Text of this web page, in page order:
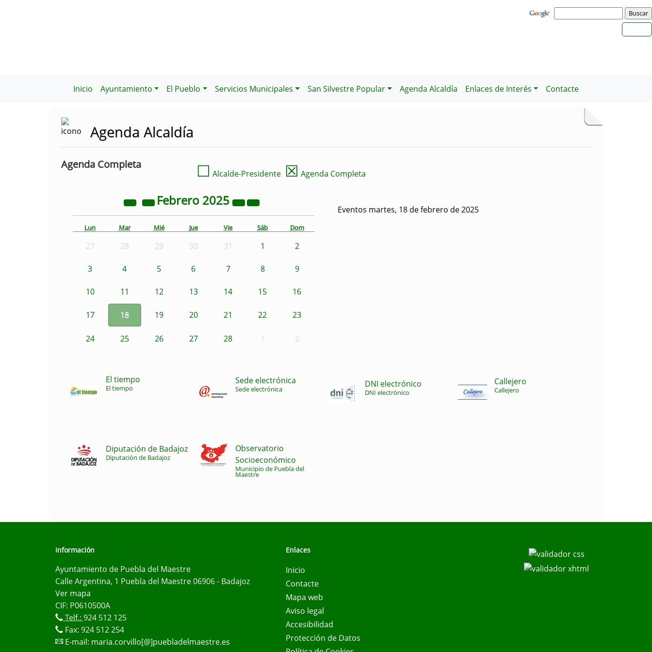
Inicio Ayuntamiento El Pueblo Servicios Municipales San Silvestre Popular Agenda Alcaldía Enlaces de Interés Contacte
Agenda Alcaldía
Agenda Completa ☐ Alcalde-Presidente ☒ Agenda Completa
Febrero 2025
Lun Mar Mié Jue Vie Sáb Dom
27 28 29 30 31 1 2
3 4 5 6 7 8 9
10 11 12 13 14 15 16
17 18 19 20 21 22 23
24 25 26 27 28 1 2
Eventos martes, 18 de febrero de 2025
El tiempo
El tiempo
Sede electrónica
Sede electrónica DNI electrónico
DNI electrónico
Callejero
Callejero
Diputación de Badajoz
Diputación de Badajoz
Observatorio
Socioeconómico
Municipio de Puebla del
Maestre
Información
Ayuntamiento de Puebla del Maestre
Calle Argentina, 1 Puebla del Maestre 06906 - Badajoz
Ver mapa
CIF: P0610500A
Telf.:924 512 125
Fax: 924 512 254
E-mail: maria.corvillo[@]puebladelmaestre.es
Enlaces
Inicio
Contacte
Mapa web
Aviso legal
Accesibilidad
Protección de Datos